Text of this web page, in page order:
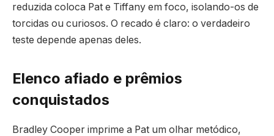
reduzida coloca Pat e Tiffany em foco, isolando-os de
torcidas ou curiosos. O recado é claro: o verdadeiro
teste depende apenas deles.
Elenco afiado e prêmios
conquistados
Bradley Cooper imprime a Pat um olhar metódico,